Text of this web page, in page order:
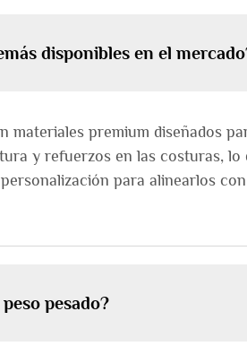
disponibles en el
premium diseñados
y refuerzos en las costuras, lo
para alinearlos
pesado?